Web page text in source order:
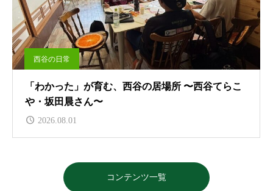
西谷の日常
「わかった」が育む、西谷の居場所 〜西谷てらこ
や・坂田晨さん〜
2026.08.01
コンテンツ一覧